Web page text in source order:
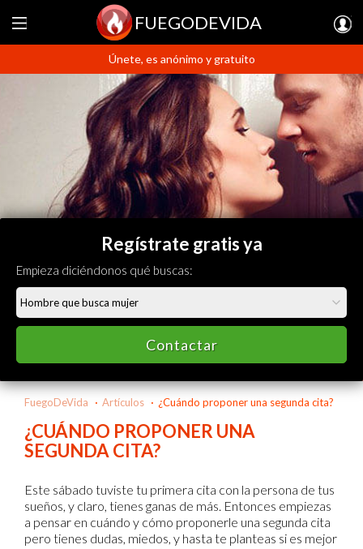
FUEGODEVIDA
Únete, es anónimo y gratuito
Regístrate gratis ya
Empieza diciéndonos qué buscas:
Contactar
FuegoDeVida Artículos ¿Cuándo proponer una segunda cita?
¿CUÁNDO PROPONER UNA
SEGUNDA CITA?
Este sábado tuviste tu primera cita con la persona de tus
sueños, y claro, tienes ganas de más. Entonces empiezas
a pensar en cuándo y cómo proponerle una segunda cita
pero tienes dudas, miedos, y hasta te planteas si es mejor